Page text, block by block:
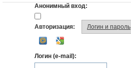
Анонимный вход:
Авторизация: Логин и пароль
Логин (e-mail):